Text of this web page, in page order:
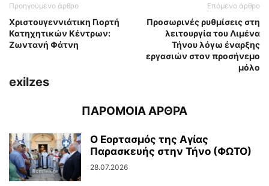
Προηγούμενο άρθρο
Χριστουγεννιάτικη Γιορτή
Κατηχητικών Κέντρων:
Ζωντανή Φάτνη
Επόμενο άρθρο
Προσωρινές ρυθμίσεις στη
λειτουργία του Λιμένα
Τήνου λόγω έναρξης
εργασιών στον προσήνεμο
μόλο
exilzes
ΠΑΡΟΜΟΙΑ ΑΡΘΡΑ
Ο Εορτασμός της Αγίας
Παρασκευής στην Τήνο (ΦΩΤΟ)
28.07.2026